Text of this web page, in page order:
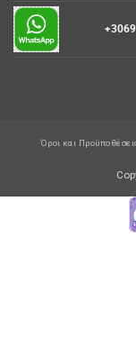
Όροι και